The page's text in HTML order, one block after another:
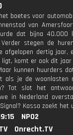
boetes voor
van
dat bijna 40.000
stegen de
afgelopen dertig jaar,
ligt, komt er ook dit
kunnen huurders
als je de woonlasten
Tot slot het
in Nederland
Kassa zoekt het
NPO2
Onrecht.TV